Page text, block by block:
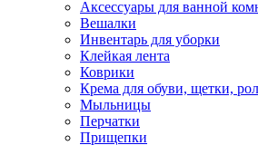
Аксессуары для ванной
Вешалки
Инвентарь для уборки
Клейкая лента
Коврики
Крема для обуви, щетки,
Мыльницы
Перчатки
Прищепки